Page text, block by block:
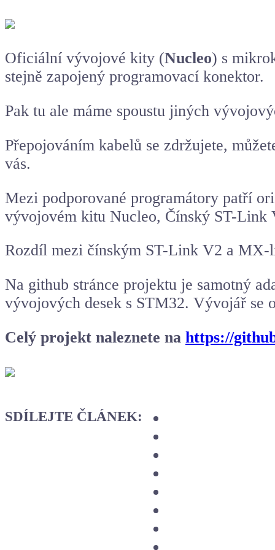
Oficiální vývojové kity (Nucleo) s
stejně zapojený programovací konektor.
Pak tu ale máme spoustu jiných
Přepojováním kabelů se zdržujete,
vás.
Mezi podporované programátory patří
vývojovém kitu Nucleo, Čínský ST-
Rozdíl mezi čínským ST-Link V2 a
Na github stránce projektu je samotný
vývojových desek s STM32. Vývojář se
Celý projekt naleznete na https://
SDÍLEJTE ČLÁNEK: